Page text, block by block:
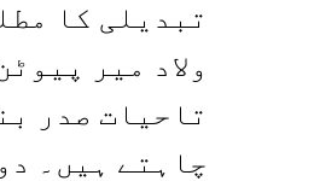
تبدیلی کا
ولاد میر
تاحیات صدر
چاہتے ہیں۔